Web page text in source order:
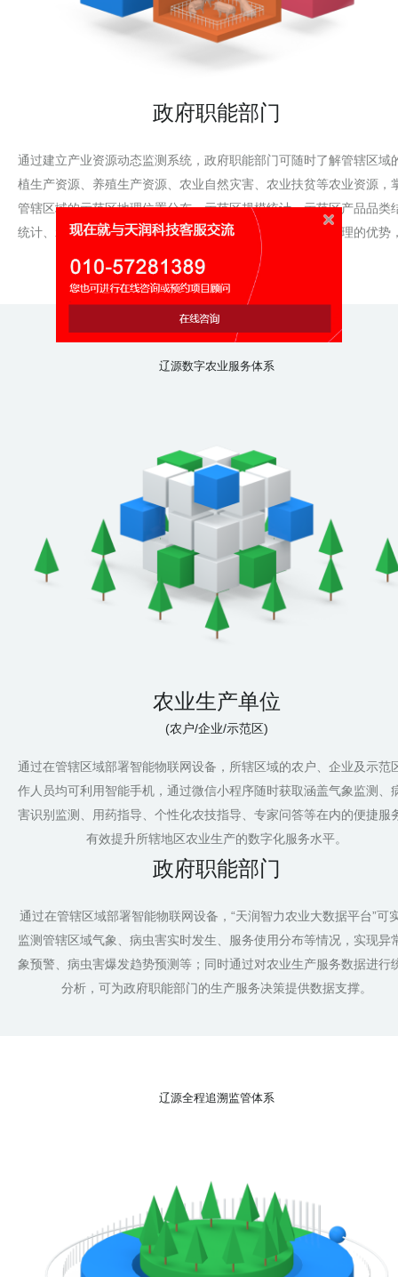
政府职能部门
通过建立产业资源动态监测系统，政府职能部门可随时了解管辖区域
植生产资源、养殖生产资源、农业自然灾害、农业扶贫等农业资源，
管辖区域的示范区地理位置分布、示范区规模统计、示范区产品品类
统计、示范区区域结构统计信息。以信息化促进农业资源管理的优势
动管理的科学化、规范化和精细化。
辽源数字农业服务体系
农业生产单位
(农户/企业/示范区)
通过在管辖区域部署智能物联网设备，所辖区域的农户、企业及示范
作人员均可利用智能手机，通过微信小程序随时获取涵盖气象监测、
害识别监测、用药指导、个性化农技指导、专家问答等在内的便捷服
有效提升所辖地区农业生产的数字化服务水平。
政府职能部门
通过在管辖区域部署智能物联网设备，“天润智力农业大数据平台”可
监测管辖区域气象、病虫害实时发生、服务使用分布等情况，实现异
象预警、病虫害爆发趋势预测等；同时通过对农业生产服务数据进行
分析，可为政府职能部门的生产服务决策提供数据支撑。
辽源全程追溯监管体系